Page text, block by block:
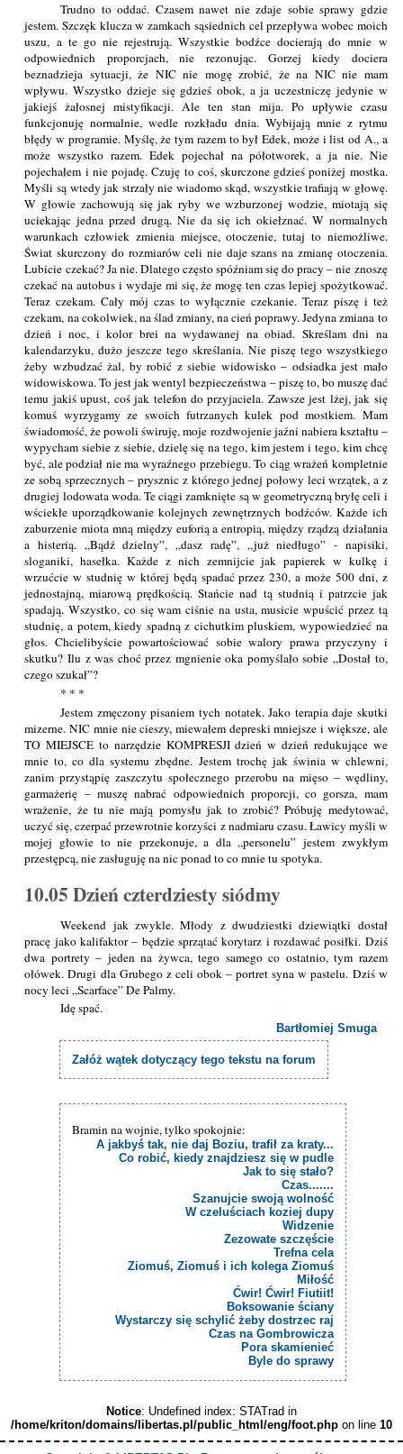
Trudno to oddać. Czasem nawet nie zdaje sobie sprawy gdzie
jestem. Szczęk klucza w zamkach sąsiednich cel przepływa wobec moich
uszu, a te go nie rejestrują. Wszystkie bodźce docierają do mnie w
odpowiednich proporcjach, nie rezonując. Gorzej kiedy dociera
beznadzieja sytuacji, że NIC nie mogę zrobić, że na NIC nie mam
wpływu. Wszystko dzieje się gdzieś obok, a ja uczestniczę jedynie w
jakiejś żałosnej mistyfikacji. Ale ten stan mija. Po upływie czasu
funkcjonuję normalnie, wedle rozkładu dnia. Wybijają mnie z rytmu
błędy w programie. Myślę, że tym razem to był Edek, może i list od A., a
może wszystko razem. Edek pojechał na półotworek, a ja nie. Nie
pojechałem i nie pojadę. Czuję to coś, skurczone gdzieś poniżej mostka.
Myśli są wtedy jak strzały nie wiadomo skąd, wszystkie trafiają w głowę.
W głowie zachowują się jak ryby we wzburzonej wodzie, miotają się
uciekając jedna przed drugą. Nie da się ich okiełznać. W normalnych
warunkach człowiek zmienia miejsce, otoczenie, tutaj to niemożliwe.
Świat skurczony do rozmiarów celi nie daje szans na zmianę otoczenia.
Lubicie czekać? Ja nie. Dlatego często spóźniam się do pracy – nie znoszę
czekać na autobus i wydaje mi się, że mogę ten czas lepiej spożytkować.
Teraz czekam. Cały mój czas to wyłącznie czekanie. Teraz piszę i też
czekam, na cokolwiek, na ślad zmiany, na cień poprawy. Jedyna zmiana to
dzień i noc, i kolor brei na wydawanej na obiad. Skreślam dni na
kalendarzyku, dużo jeszcze tego skreślania. Nie piszę tego wszystkiego
żeby wzbudzać żal, by robić z siebie widowisko – odsiadka jest mało
widowiskowa. To jest jak wentyl bezpieczeństwa – piszę to, bo muszę dać
temu jakiś upust, coś jak telefon do przyjaciela. Zawsze jest lżej, jak się
komuś wyrzygamy ze swoich futrzanych kulek pod mostkiem. Mam
świadomość, że powoli świruję, moje rozdwojenie jaźni nabiera kształtu –
wypycham siebie z siebie, dzielę się na tego, kim jestem i tego, kim chcę
być, ale podział nie ma wyraźnego przebiegu. To ciąg wrażeń kompletnie
ze sobą sprzecznych – prysznic z którego jednej połowy leci wrzątek, a z
drugiej lodowata woda. Te ciągi zamknięte są w geometryczną bryłę celi i
wściekłe uporządkowanie kolejnych zewnętrznych bodźców. Każde ich
zaburzenie miota mną między euforią a entropią, między rządzą działania
a histerią. „Bądź dzielny”, „dasz radę”, „już niedługo” - napisiki,
sloganiki, hasełka. Każde z nich zemnijcie jak papierek w kulkę i
wrzućcie w studnię w której będą spadać przez 230, a może 500 dni, z
jednostajną, miarową prędkością. Stańcie nad tą studnią i patrzcie jak
spadają. Wszystko, co się wam ciśnie na usta, musicie wpuścić przez tą
studnię, a potem, kiedy spadną z cichutkim pluskiem, wypowiedzieć na
głos. Chcielibyście powartościować sobie walory prawa przyczyny i
skutku? Ilu z was choć przez mgnienie oka pomyślało sobie „Dostał to,
czego szukał”?
* * *
Jestem zmęczony pisaniem tych notatek. Jako terapia daje skutki
mizerne. NIC mnie nie cieszy, miewałem depreski mniejsze i większe, ale
TO MIEJSCE to narzędzie KOMPRESJI dzień w dzień redukujące we
mnie to, co dla systemu zbędne. Jestem trochę jak świnia w chlewni,
zanim przystąpię zaszczytu społecznego przerobu na mięso – wędliny,
garmażerię – muszę nabrać odpowiednich proporcji, co gorsza, mam
wrażenie, że tu nie mają pomysłu jak to zrobić? Próbuję medytować,
uczyć się, czerpać przewrotnie korzyści z nadmiaru czasu. Ławicy myśli w
mojej głowie to nie przekonuje, a dla „personelu” jestem zwykłym
przestępcą, nie zasługuję na nic ponad to co mnie tu spotyka.
10.05 Dzień czterdziesty siódmy
Weekend jak zwykle. Młody z dwudziestki dziewiątki dostał
pracę jako kalifaktor – będzie sprzątać korytarz i rozdawać posiłki. Dziś
dwa portrety – jeden na żywca, tego samego co ostatnio, tym razem
ołówek. Drugi dla Grubego z celi obok – portret syna w pastelu. Dziś w
nocy leci „Scarface” De Palmy.
Idę spać.
Bartłomiej Smuga
Załóż wątek dotyczący tego tekstu na forum
Bramin na wojnie, tylko spokojnie:
A jakbyś tak, nie daj Boziu, trafił za kraty...
Co robić, kiedy znajdziesz się w pudle
Jak to się stało?
Czas.......
Szanujcie swoją wolność
W czeluściach koziej dupy
Widzenie
Zezowate szczęście
Trefna cela
Ziomuś, Ziomuś i ich kolega Ziomuś
Miłość
Ćwir! Ćwir! Fiutiit!
Boksowanie ściany
Wystarczy się schylić żeby dostrzec raj
Czas na Gombrowicza
Pora skamienieć
Byle do sprawy
Notice: Undefined index: STATrad in
/home/kriton/domains/libertas.pl/public_html/eng/foot.php on line 10